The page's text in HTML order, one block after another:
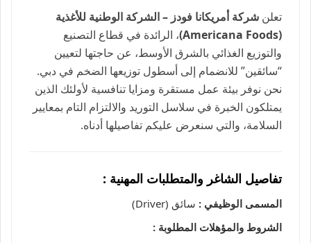
تعلن شركة أمريكانا فودز – الشركة الوطنية للأغذية
(Americana Foods)
، الرائدة في قطاع التصنيع
والتوزيع الغذائي بالشرق الأوسط، عن حاجتها لتعيين
“سائقين” للانضمام إلى أسطول توزيعها الضخم في دبي.
نحن نوفر بيئة عمل مستقرة ومزايا تنافسية لأولئك الذين
يمتلكون الخبرة في سلاسل التوريد والالتزام التام بمعايير
السلامة، والتي سنعرض عليكم تفاصيلها أدناه.
تفاصيل الشاغر والمتطلبات المهنية :
المسمى الوظيفي : سائق (Driver)
الشروط والمؤهلات المطلوبة :